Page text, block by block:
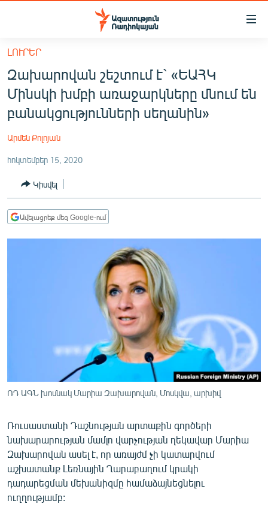
Մատչելիության
հիմնական
բովանդակությանը
Անցնել
հիմնական
մենյուին
ՀԱՅԱՍՏԱՆ
ՔԱՂԱՔԱԿԱՆ
ՏՆՏԵՍՈՒԹՅՈՒՆ
ՂԱՐԱԲԱՂ
ՄԵԿՆԱԲԱՆՈՒԹՅՈՒՆ
ՏՏ ԵՒ ԻՆՏԵՐՆԵՏ
ՏԵՍԱՆՅՈՒԹԵՐ
ԲԱՆԱՎԵՃ
ՁԳՏԵԼՈՎ ԼԱՎԱԳՈՒՅՆԻՆ
ՓՈԴՔԱՍԹ
ԼՈՒՐԵՐ
Զախարովան շեշտում է` «ԵԱՀԿ
Մինսկի խմբի առաջարկները մնում են
բանակցությունների սեղանին»
Արմեն Քոլոյան
հոկտեմբեր 15, 2020
Կիսվել
Ավելացրեք մեզ Google-ում
ՌԴ ԱԳՆ խոսնակ Մարիա Զախարովան, Մոսկվա, արխիվ
Ռուսաստանի Դաշնության արտաքին գործերի
նախարարության մամլո վարչության ղեկավար Մարիա
Զախարովան ասել է, որ առայժմ չի կատարվում
աշխատանք Լեռնային Ղարաբաղում կրակի
դադարեցման մեխանիզմը համաձայնեցնելու
ուղղությամբ: